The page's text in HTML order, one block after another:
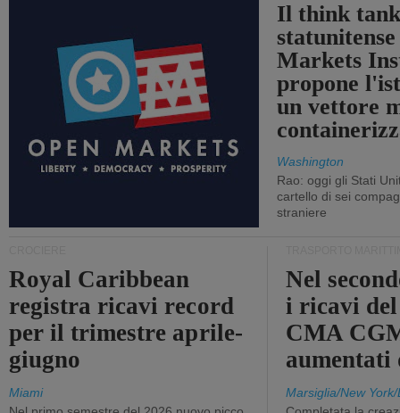
Il think
Markets
propone
un vettore
Washington
Rao: oggi gli Stati
cartello di sei
straniere
Royal Caribbean
registra ricavi record
per il trimestre aprile-
giugno
Miami
Nel
i ricavi
CMA
aumentati
Marsiglia/New